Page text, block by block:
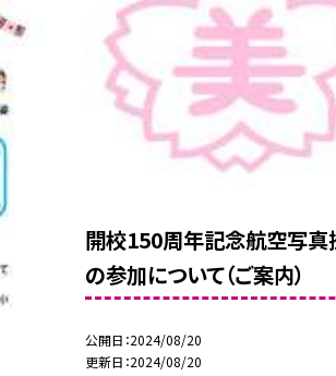
開校150周年記念航空写真
の参加について（ご案内）
公開日 2024/08/20
更新日 2024/08/20